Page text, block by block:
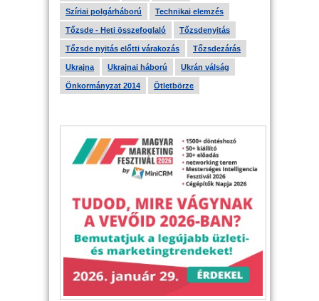
Szíriai polgárháború Technikai elemzés
Tőzsde - Heti összefoglaló Tőzsdenyitás
Tőzsde nyitás előtti várakozás Tőzsdezárás
Ukrajna Ukrajnai háború Ukrán válság
Önkormányzat 2014 Ötletbörze